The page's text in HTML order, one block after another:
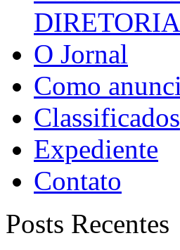
O Jornal
Como
Classificados
Expediente
Contato
Posts Recentes